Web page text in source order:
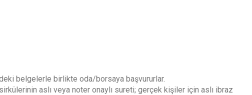
belgelerle birlikte oda/borsaya başvururlar.
aslı veya noter onaylı sureti; gerçek kişiler için aslı ibraz